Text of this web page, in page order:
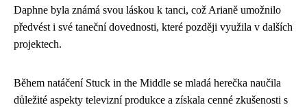
Daphne byla známá svou láskou k tanci, což Arianě umožnilo
předvést i své taneční dovednosti, které později využila v dalších
projektech.
Během natáčení Stuck in the Middle se mladá herečka naučila
důležité aspekty televizní produkce a získala cenné zkušenosti s